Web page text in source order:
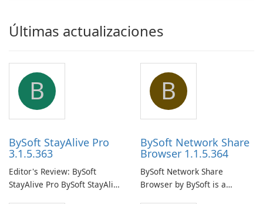
Últimas actualizaciones
B
BySoft StayAlive Pro
3.1.5.363
Editor's Review: BySoft
StayAlive Pro BySoft StayAlive
B
BySoft Network Share
Browser 1.1.5.364
BySoft Network Share
Browser by BySoft is a